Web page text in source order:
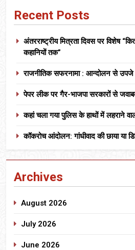
Recent Posts
अंतरराष्ट्रीय मित्रता दिवस पर विशेष
कहानियों तक”
राजनीतिक सफरनामा : आन्दोलन से उपजे
पेपर लीक पर गैर-भाजपा सरकारों से
कहां चला गया पुलिस के हाथों में लहराने
कॉकरोच आंदोलन: गांधीवाद की छाया या
Archives
August 2026
July 2026
June 2026